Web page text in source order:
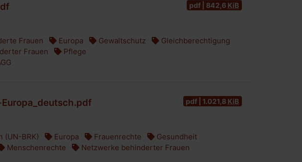
pdf | 842,6 KiB
Frauen Europa Gewaltschutz
Gleichberechtigung
Frauen
Pflege
pdf | 1.021,8 KiB
(UN-BRK) Europa Frauenrechte
Gesundheit
Menschenrechte
Netzwerke behinderter Frauen